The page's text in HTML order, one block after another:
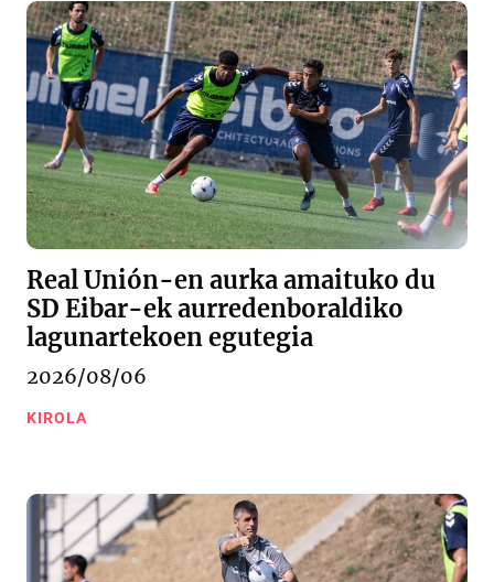
Real Unión-en aurka amaituko du
SD Eibar-ek aurredenboraldiko
lagunartekoen egutegia
2026/08/06
KIROLA